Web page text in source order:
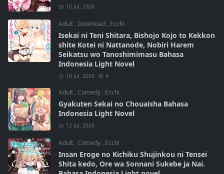
10 Jul, 2026
Adult , Download , Ecchi
Isekai ni Teni Shitara, Bishojo Kojo to Kekkon
shite Kotei ni Nattanode, Nobiri Harem
Seikatsu wo Tanoshimimasu Bahasa
Indonesia Light Novel
10 Jul, 2026 4
Adult , Comedy , Ecchi
Gyakuten Sekai no Chouaisha Bahasa
Indonesia Light Novel
12 Jul, 2026
Adult , Comedy , Ecchi
Insan Eroge no Kichiku Shujinkou ni Tensei
Shita kedo, Ore wa Sonnani Sukebe ja Nai.